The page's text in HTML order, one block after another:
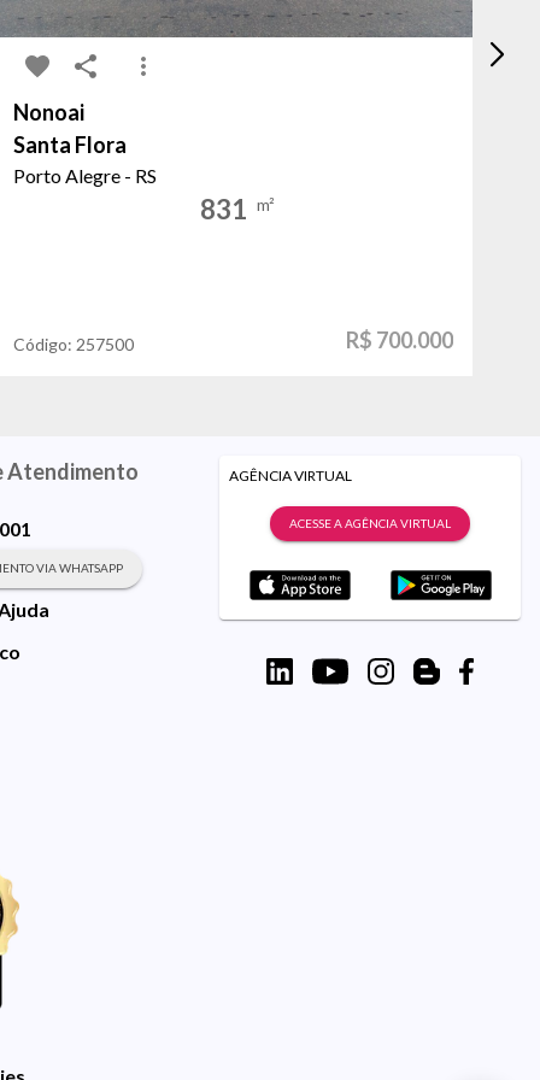
Nonoai
Santa Flora
Porto Alegre - RS
831 m²
Código: 257500 R$ 700.000
Atendimento
VIA WHATSAPP
AGÊNCIA VIRTUAL
ACESSE A AGÊNCIA VIRTUAL